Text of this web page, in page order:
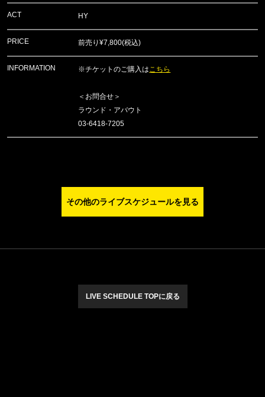
ACT HY
PRICE 前売り¥7,800(税込)
INFORMATION ※チケットのご購入は こちら
＜お問合せ＞
ラウンド・アバウト
03-6418-7205
その他のライブスケジュールを見る
LIVE SCHEDULE TOPに戻る